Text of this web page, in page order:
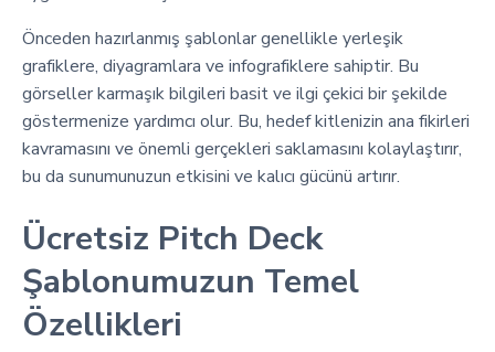
Önceden hazırlanmış şablonlar genellikle yerleşik
grafiklere, diyagramlara ve infografiklere sahiptir. Bu
görseller karmaşık bilgileri basit ve ilgi çekici bir şekilde
göstermenize yardımcı olur. Bu, hedef kitlenizin ana fikirleri
kavramasını ve önemli gerçekleri saklamasını kolaylaştırır,
bu da sunumunuzun etkisini ve kalıcı gücünü artırır.
Ücretsiz Pitch Deck
Şablonumuzun Temel
Özellikleri